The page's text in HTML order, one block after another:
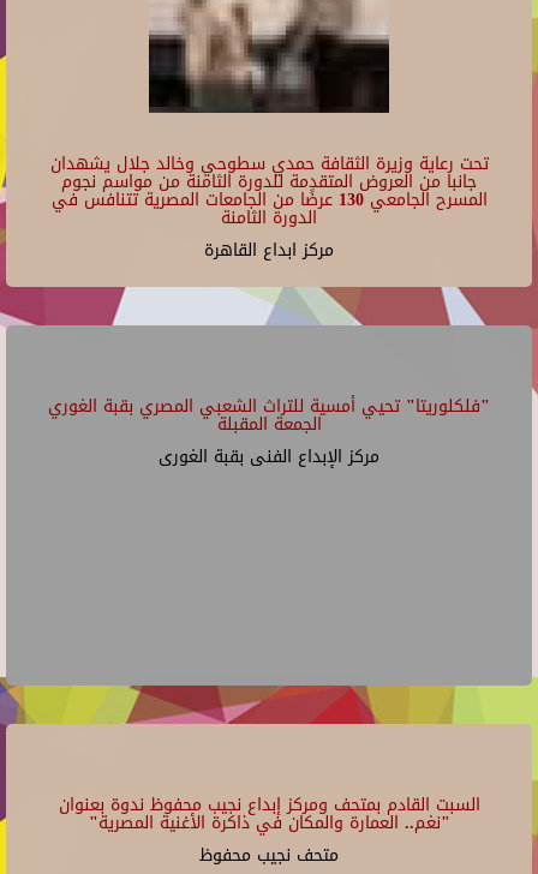
تحت رعاية وزيرة الثقافة حمدي سطوحي وخالد جلال يشهدان
جانبا من العروض المتقدمة للدورة الثامنة من مواسم نجوم
المسرح الجامعي 130 عرضًا من الجامعات المصرية تتنافس في
الدورة الثامنة
مركز ابداع القاهرة
"فلكلوريتا" تحيي أمسية للتراث الشعبي المصري بقبة الغوري
الجمعة المقبلة
مركز الإبداع الفنى بقبة الغورى
السبت القادم بمتحف ومركز إبداع نجيب محفوظ ندوة بعنوان
"نغم.. العمارة والمكان في ذاكرة الأغنية المصرية"
متحف نجيب محفوظ